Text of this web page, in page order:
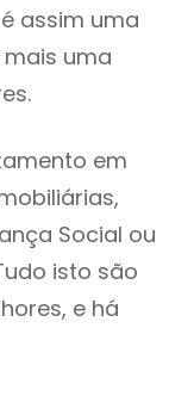
assim uma
uma
em
Social ou
isto são
e há